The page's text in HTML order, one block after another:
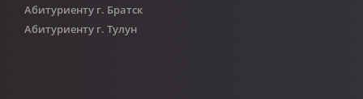
Абитуриенту г. Братск
Абитуриенту г. Тулун